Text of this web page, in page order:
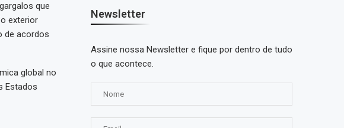
que
exterior
de acordos
global no
Estados
Newsletter
Assine nossa Newsletter e fique por dentro de tudo
o que acontece.